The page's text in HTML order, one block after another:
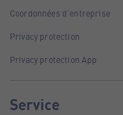
Coordonnées d'entreprise
Privacy protection
Privacy protection App
Service